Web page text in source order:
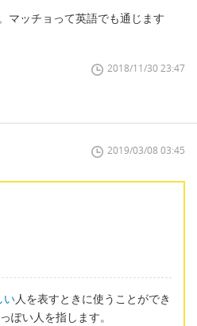
マッチョって英語でも通じます
2018/11/30 23:47
2019/03/08 03:45
い人を表すときに使うことができ
ぽい人を指します。